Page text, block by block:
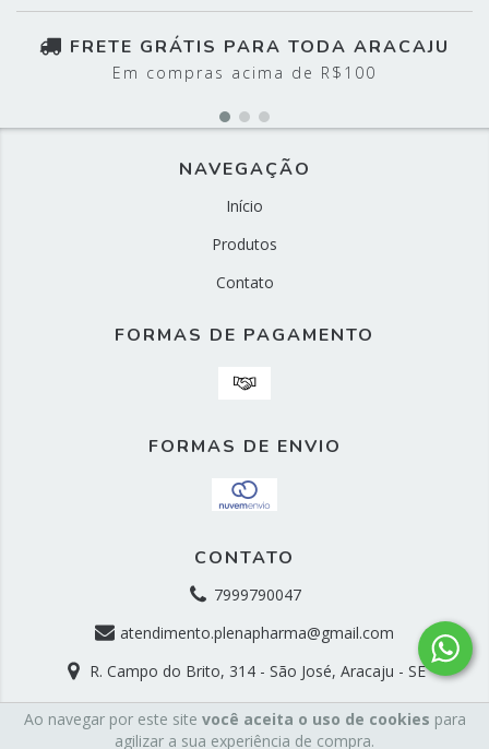
Ao navegar por este site você aceita o uso de cookies para
agilizar a sua experiência de compra.
FRETE GRÁTIS PARA TODA ARACAJU
Em compras acima de R$100
NAVEGAÇÃO
Início
Produtos
Contato
FORMAS DE PAGAMENTO
FORMAS DE ENVIO
CONTATO
7999790047
atendimento.plenapharma@gmail.com
R. Campo do Brito, 314 - São José, Aracaju - SE
Copyright PlenaPharma Farmácia e Manipulação -